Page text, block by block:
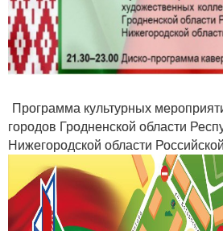
Программа культурных
городов Гродненской области
Нижегородской области